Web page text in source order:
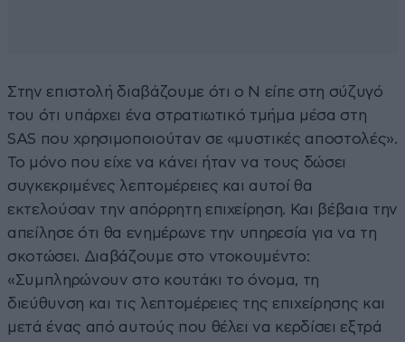
Στην επιστολή διαβάζουμε ότι ο Ν είπε στη σύζυγό
του ότι υπάρχει ένα στρατιωτικό τμήμα μέσα στη
SAS που χρησιμοποιούταν σε «μυστικές αποστολές».
Το μόνο που είχε να κάνει ήταν να τους δώσει
συγκεκριμένες λεπτομέρειες και αυτοί θα
εκτελούσαν την απόρρητη επιχείρηση. Και βέβαια την
απείλησε ότι θα ενημέρωνε την υπηρεσία για να τη
σκοτώσει. Διαβάζουμε στο ντοκουμέντο:
«Συμπληρώνουν στο κουτάκι το όνομα, τη
διεύθυνση και τις λεπτομέρειες της επιχείρησης και
μετά ένας από αυτούς που θέλει να κερδίσει εξτρά